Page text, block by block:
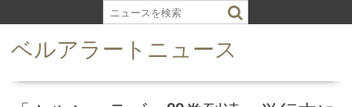
k
ベルアラートニュース